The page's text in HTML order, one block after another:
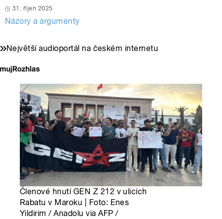
31. říjen 2025
Názory a argumenty
Největší audioportál na českém internetu
Členové hnutí GEN Z 212 v ulicích
Rabatu v Maroku | Foto: Enes
Yildirim / Anadolu via AFP /